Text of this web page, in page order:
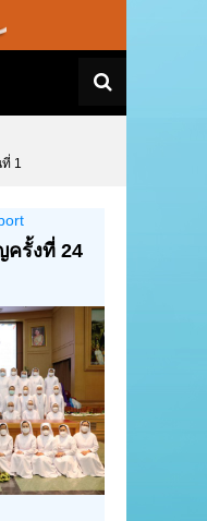
1
รั้งที่ 24